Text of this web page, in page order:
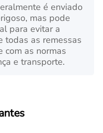
é enviado
mas pode
para evitar a
todas as remessas
com as normas
e transporte.